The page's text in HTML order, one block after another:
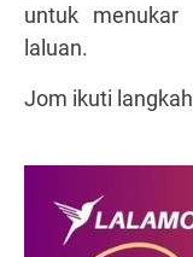
untuk menukar
laluan.
Jom ikuti